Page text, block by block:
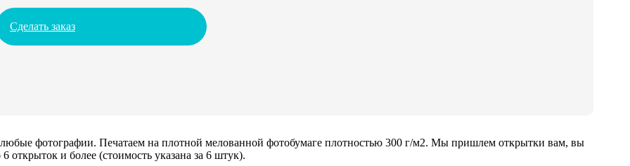
Сделать заказ
фотографии. Печатаем на плотной мелованной фотобумаге плотностью 300 г/м2. Мы пришлем открытки вам, вы
открыток и более (стоимость указана за 6 штук).